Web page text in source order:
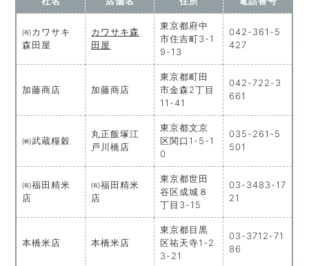
㈲カワサキ
森田屋
カワサキ森
田屋
東京都府中
市住吉町3-1
9-13
042-361-5
427
加藤商店 加藤商店
東京都町田
市金森2丁目
11-41
042-722-3
661
㈱武蔵糧穀
丸正飯塚江
戸川橋店
東京都文京
区関口1-5-1
0
035-261-5
501
㈲福田精米
店
㈲福田精米
店
東京都世田
谷区成城８
丁目3-15
03-3483-17
21
本橋米店 本橋米店
東京都目黒
区祐天寺1-2
3-21
03-3712-71
86